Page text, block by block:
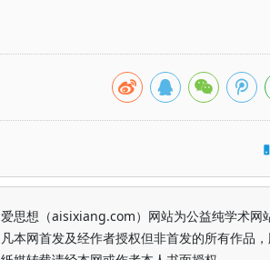
爱思想（aisixiang.com）网站为公益纯学术网
凡本网首发及经作者授权但非首发的所有作品